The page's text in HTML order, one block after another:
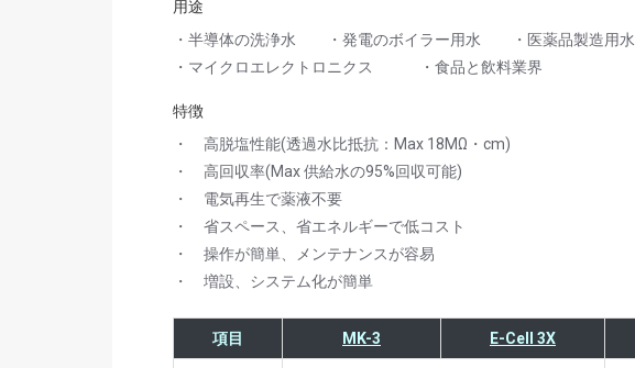
用途
・半導体の洗浄水 ・発電のボイラー用水 ・医薬品製造用水
・マイクロエレクトロニクス ・食品と飲料業界
特徴
・ 高脱塩性能(透過水比抵抗：Max 18MΩ・cm)
・ 高回収率(Max 供給水の95%回収可能)
・ 電気再生で薬液不要
・ 省スペース、省エネルギーで低コスト
・ 操作が簡単、メンテナンスが容易
・ 増設、システム化が簡単
項目 MK-3 E-Cell 3X